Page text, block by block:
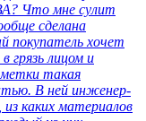
Что мне сулит
сделана
покупатель хочет
грязь лицом и
такая
В ней инженер-
каких материалов